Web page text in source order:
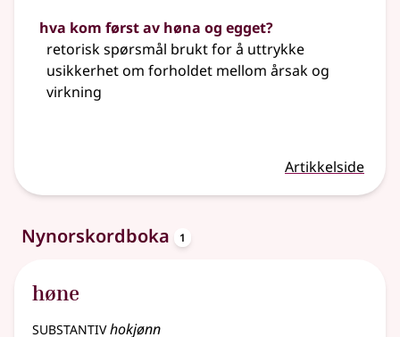
hva kom først av høna og egget?
retorisk spørsmål brukt for å uttrykke
usikkerhet om forholdet mellom årsak og
virkning
Artikkelside
Nynorskordboka 1
høne
substantivhokjønn